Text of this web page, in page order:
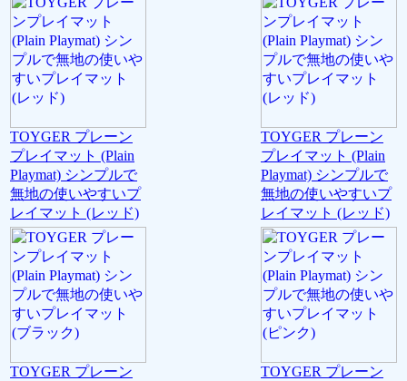
TOYGER プレーン
プレイマット (Plain
Playmat) シンプルで
無地の使いやすいプ
レイマット (レッド)
TOYGER プレーン
プレイマット (Plain
Playmat) シンプルで
無地の使いやすいプ
レイマット (レッド)
TOYGER プレーン
TOYGER プレーン